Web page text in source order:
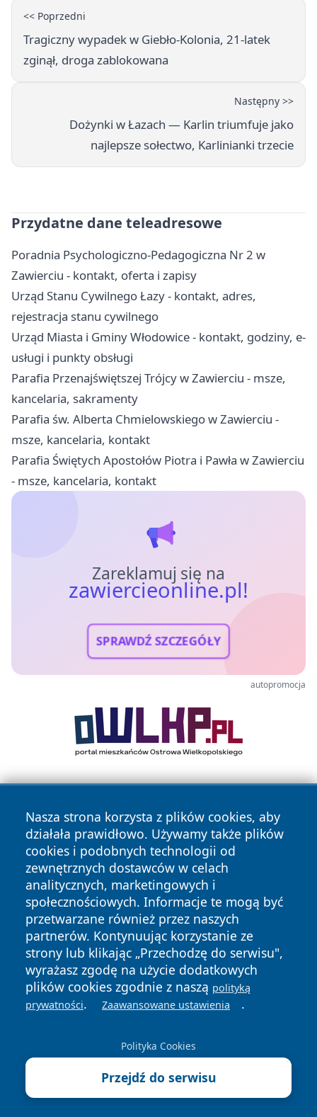
<< Poprzedni
Tragiczny wypadek w Giebło-Kolonia, 21-latek
zginął, droga zablokowana
Następny >>
Dożynki w Łazach — Karlin triumfuje jako
najlepsze sołectwo, Karlinianki trzecie
Przydatne dane teleadresowe
Poradnia Psychologiczno-Pedagogiczna Nr 2 w
Zawierciu - kontakt, oferta i zapisy
Urząd Stanu Cywilnego Łazy - kontakt, adres,
rejestracja stanu cywilnego
Urząd Miasta i Gminy Włodowice - kontakt, godziny, e-
usługi i punkty obsługi
Parafia Przenajświętszej Trójcy w Zawierciu - msze,
kancelaria, sakramenty
Parafia św. Alberta Chmielowskiego w Zawierciu -
msze, kancelaria, kontakt
Parafia Świętych Apostołów Piotra i Pawła w Zawierciu
- msze, kancelaria, kontakt
Zareklamuj się na
zawiercieonline.pl!
SPRAWDŹ SZCZEGÓŁY
autopromocja
Nasza strona korzysta z plików cookies, aby
działała prawidłowo. Używamy także plików
cookies i podobnych technologii od
zewnętrznych dostawców w celach
analitycznych, marketingowych i
społecznościowych. Informacje te mogą być
przetwarzane również przez naszych
partnerów. Kontynuując korzystanie ze
strony lub klikając „Przechodzę do serwisu",
wyrażasz zgodę na użycie dodatkowych
plików cookies zgodnie z naszą polityką
prywatności. Zaawansowane ustawienia .
Polityka Cookies
Przejdź do serwisu
Copyright © 2026 zawiercieonline.pl Wszystkie prawa
zastrzeżone.
News Autorzy
Polityka
Prywatności
Polityka
Cookies